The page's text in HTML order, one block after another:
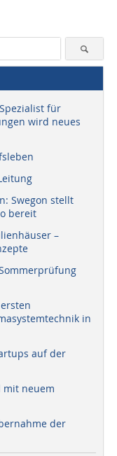
für
wird neues
Swegon stellt
bereit
–
in
auf der
mit neuem
der